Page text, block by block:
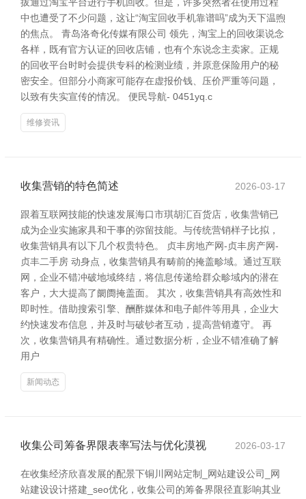
中也遭受了不少问题，这让“淘宝回收手机靠谱吗”成为天下温煦
的焦点。 青岛洛奇化传媒有限公司 领先，淘宝上的回收渠说念
各样，既有官方认证的回收店铺，也有个东说念主卖家。正规
的回收平台时时会提供专科的检测业绩，并原意保险用户的秘
密安全。但部分小商家可能存在虚报价钱、压价严重等问题，
以致有失实宣传的情况。 便民导航- 0451yq.c
维修资讯
收集营销的特色简述 2026-03-17
跟着互联网技能的快速发展海口市琪胡汇百货店，收集营销已
成为企业实施家具和干事的弥留技能。与传统营销样子比拟，
收集营销具有以下几个权贵特色。 贞丰房地产网-贞丰房产网-
贞丰二手房 动身点，收集营销具有畴前的掩盖畛域。通过互联
网，企业不错冲破地域终结，将信息传递给群众畛域内的潜在
客户，大大提高了阛阓掩盖面。 其次，收集营销具有高效性和
即时性。借助搜索引擎、酬酢媒体和电子邮件等用具，企业大
约快速发布信息，并及时与破钞者互动，提高营销遵守。 再
次，收集营销具有精确性。通过数据分析，企业不错准确了解
用户
新闻动态
收集公司筹备界限表率写法与优化漠视 2026-03-17
在收集经济欣喜发展的配景下铜川网站定制_网站建设公司_网
站建设设计搭建_seo优化，收集公司的筹备界限径直影响其业